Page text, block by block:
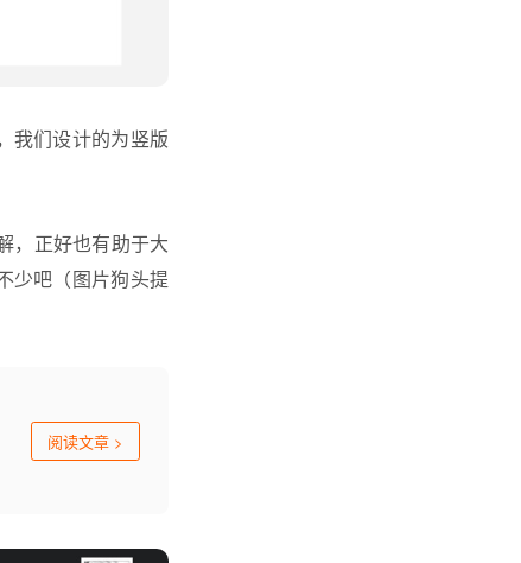
我们设计的为竖版
，正好也有助于大
少吧（图片狗头提
阅读文章 >